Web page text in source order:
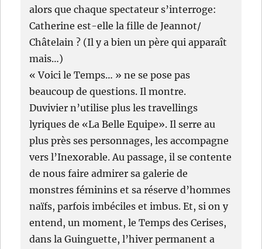
alors que chaque spectateur s’interroge:
Catherine est-elle la fille de Jeannot/
Châtelain ? (Il y a bien un père qui apparaît
mais…)
« Voici le Temps… » ne se pose pas
beaucoup de questions. Il montre.
Duvivier n’utilise plus les travellings
lyriques de «La Belle Equipe». Il serre au
plus près ses personnages, les accompagne
vers l’Inexorable. Au passage, il se contente
de nous faire admirer sa galerie de
monstres féminins et sa réserve d’hommes
naïfs, parfois imbéciles et imbus. Et, si on y
entend, un moment, le Temps des Cerises,
dans la Guinguette, l’hiver permanent a